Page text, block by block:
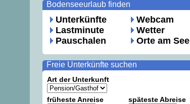
Unterkünfte
Lastminute
Pauschalen
Webcam
Wetter
Orte am See
Bodenseeurlaub finden
Art der Unterkunft
früheste Anreise späteste Abreise
Freie Unterkünfte suchen